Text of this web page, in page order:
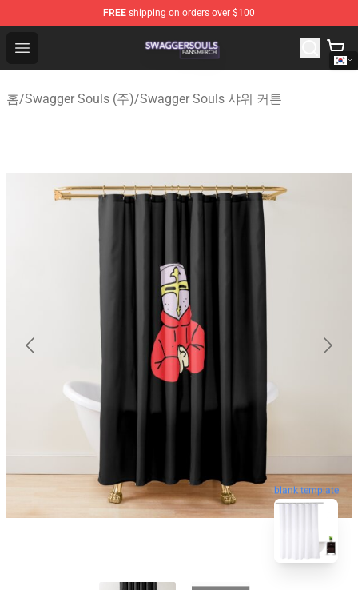
FREE shipping on orders over $100
Open menu
Swagger Souls Shop - Official Swagger Souls
홈/Swagger Souls (주)/Swagger Souls 샤워 커튼
blank template